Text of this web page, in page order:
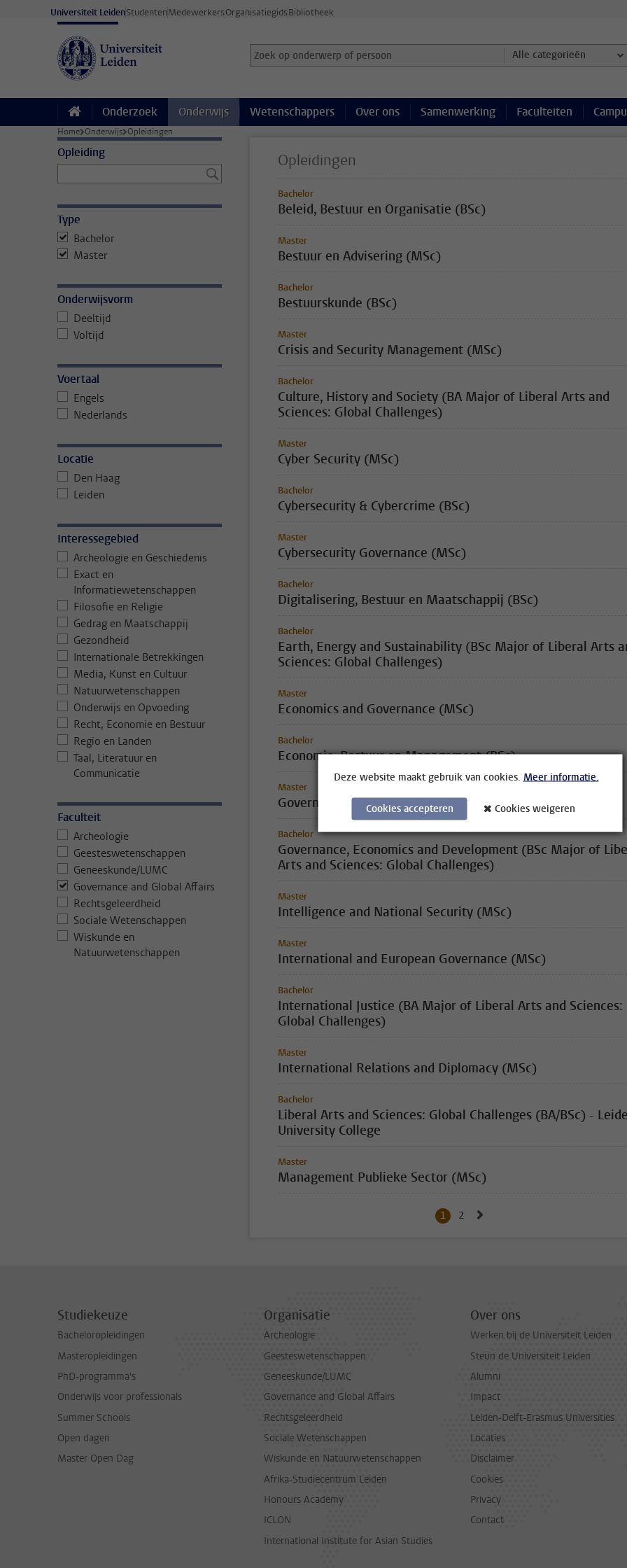
Ga direct naar de inhoud
Universiteit LeidenStudentenMedewerkersOrganisatiegidsBibliotheek
Zoek op onderwerp of persoon en selecteer categorie
Zoekterm Alle categorieën
Onderzoek Onderwijs Wetenschappers Over ons Samenwerking Faculteiten
Home Onderwijs Opleidingen
Opleiding
Type
Bachelor
Master
Onderwijsvorm
Deeltijd
Voltijd
Voertaal
Engels
Nederlands
Locatie
Den Haag
Leiden
Interessegebied
Archeologie en Geschiedenis
Exact en
Informatiewetenschappen
Filosofie en Religie
Gedrag en Maatschappij
Gezondheid
Internationale Betrekkingen
Media, Kunst en Cultuur
Natuurwetenschappen
Onderwijs en Opvoeding
Recht, Economie en Bestuur
Regio en Landen
Taal, Literatuur en
Communicatie
Faculteit
Archeologie
Geesteswetenschappen
Geneeskunde/LUMC
Governance and Global Affairs
Rechtsgeleerdheid
Sociale Wetenschappen
Wiskunde en
Natuurwetenschappen
Opleidingen
Bachelor
Beleid, Bestuur en Organisatie (BSc)
Master
Bestuur en Advisering (MSc)
Bachelor
Bestuurskunde (BSc)
Master
Crisis and Security Management (MSc)
Bachelor
Culture, History and Society (BA Major of Liberal Arts and
Sciences: Global Challenges)
Master
Cyber Security (MSc)
Bachelor
Cybersecurity & Cybercrime (BSc)
Master
Cybersecurity Governance (MSc)
Bachelor
Digitalisering, Bestuur en Maatschappij (BSc)
Bachelor
Earth, Energy and Sustainability (BSc Major of Liberal Arts
Sciences: Global Challenges)
Master
Economics and Governance (MSc)
Bachelor
Economie, Bestuur en Management (BSc)
Master
Governance of Crisis (MSc)
Bachelor
Governance, Economics and Development (BSc Major of
Arts and Sciences: Global Challenges)
Master
Intelligence and National Security (MSc)
Master
International and European Governance (MSc)
Bachelor
International Justice (BA Major of Liberal Arts and Sciences:
Global Challenges)
Master
International Relations and Diplomacy (MSc)
Bachelor
Liberal Arts and Sciences: Global Challenges (BA/BSc) -
University College
Master
Management Publieke Sector (MSc)
Huidige pagina, pagina
1 Naar pagina
2
Studiekeuze
Bacheloropleidingen
Masteropleidingen
PhD-programma's
Onderwijs voor professionals
Summer Schools
Open dagen
Master Open Dag
Organisatie
Archeologie
Geesteswetenschappen
Geneeskunde/LUMC
Governance and Global Affairs
Rechtsgeleerdheid
Sociale Wetenschappen
Wiskunde en Natuurwetenschappen
Afrika-Studiecentrum Leiden
Honours Academy
ICLON
International Institute for Asian Studies
Over ons
Werken bij de Universiteit Leiden
Steun de Universiteit Leiden
Alumni
Impact
Leiden-Delft-Erasmus Universities
Locaties
Disclaimer
Cookies
Privacy
Contact
Deze website maakt gebruik van cookies. Meer informatie.
Cookies accepteren Cookies weigeren